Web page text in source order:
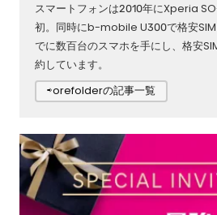
スマートフォンは2010年にXperia
初。同時にb-mobile U300で格安SIM
でに数百台のスマホを手にし、格安
約しています。
⇨orefolderの記事一覧